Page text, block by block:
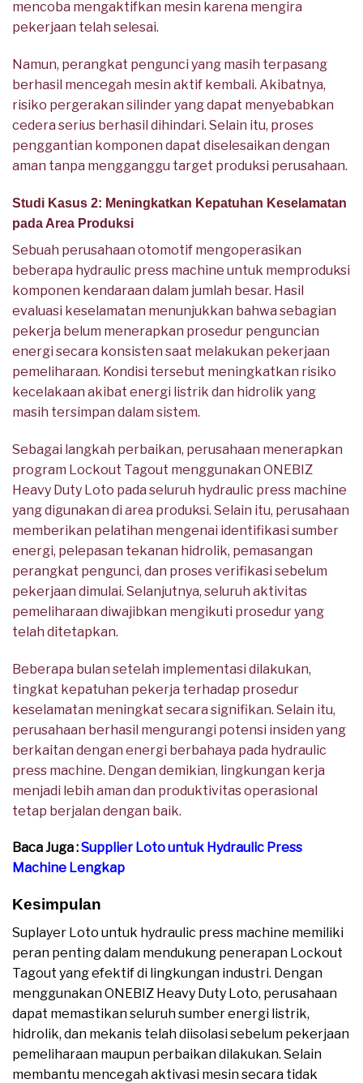
mencoba mengaktifkan mesin karena mengira
pekerjaan telah selesai.
Namun, perangkat pengunci yang masih terpasang
berhasil mencegah mesin aktif kembali. Akibatnya,
risiko pergerakan silinder yang dapat menyebabkan
cedera serius berhasil dihindari. Selain itu, proses
penggantian komponen dapat diselesaikan dengan
aman tanpa mengganggu target produksi perusahaan.
Studi Kasus 2: Meningkatkan Kepatuhan Keselamatan
pada Area Produksi
Sebuah perusahaan otomotif mengoperasikan
beberapa hydraulic press machine untuk memproduksi
komponen kendaraan dalam jumlah besar. Hasil
evaluasi keselamatan menunjukkan bahwa sebagian
pekerja belum menerapkan prosedur penguncian
energi secara konsisten saat melakukan pekerjaan
pemeliharaan. Kondisi tersebut meningkatkan risiko
kecelakaan akibat energi listrik dan hidrolik yang
masih tersimpan dalam sistem.
Sebagai langkah perbaikan, perusahaan menerapkan
program Lockout Tagout menggunakan ONEBIZ
Heavy Duty Loto pada seluruh hydraulic press machine
yang digunakan di area produksi. Selain itu, perusahaan
memberikan pelatihan mengenai identifikasi sumber
energi, pelepasan tekanan hidrolik, pemasangan
perangkat pengunci, dan proses verifikasi sebelum
pekerjaan dimulai. Selanjutnya, seluruh aktivitas
pemeliharaan diwajibkan mengikuti prosedur yang
telah ditetapkan.
Beberapa bulan setelah implementasi dilakukan,
tingkat kepatuhan pekerja terhadap prosedur
keselamatan meningkat secara signifikan. Selain itu,
perusahaan berhasil mengurangi potensi insiden yang
berkaitan dengan energi berbahaya pada hydraulic
press machine. Dengan demikian, lingkungan kerja
menjadi lebih aman dan produktivitas operasional
tetap berjalan dengan baik.
Baca Juga :Supplier Loto untuk Hydraulic Press
Machine Lengkap
Kesimpulan
Suplayer Loto untuk hydraulic press machine memiliki
peran penting dalam mendukung penerapan Lockout
Tagout yang efektif di lingkungan industri. Dengan
menggunakan ONEBIZ Heavy Duty Loto, perusahaan
dapat memastikan seluruh sumber energi listrik,
hidrolik, dan mekanis telah diisolasi sebelum pekerjaan
pemeliharaan maupun perbaikan dilakukan. Selain
membantu mencegah aktivasi mesin secara tidak